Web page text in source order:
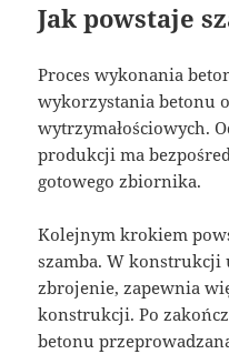
Jak powstaje
Proces wykonania
wykorzystania betonu
wytrzymałościowych.
produkcji ma
gotowego zbiornika.
Kolejnym krokiem
szamba. W konstrukcji
zbrojenie, zapewnia
konstrukcji. Po
betonu